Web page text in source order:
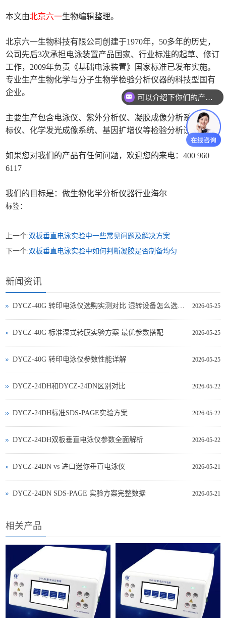
本文由北京六一生物编辑整理。
北京六一生物科技有限公司创建于1970年，50多年的历史，
公司先后3次承担电泳装置产品国家、行业标准的起草、修订
工作，2009年负责《基础电泳装置》国家标准已发布实施。
专业生产生物化学与分子生物学检验分析仪器的科技型国有
企业。
主要生产包含电泳仪、紫外分析仪、凝胶成像分析系统、酶
标仪、化学发光成像系统、基因扩增仪等检验分析设备。
如果您对我们的产品有任何问题，欢迎您的来电：400 960
6117
我们的目标是：做生物化学分析仪器行业海尔
标签：
上一个:双板垂直电泳实验中一些常见问题及解决方案
下一个:双板垂直电泳实验中如何判断凝胶是否制备均匀
新闻资讯
2026-05-25
DYCZ-40G 转印电泳仪选购实测对比 湿转设备怎么选不踩坑
2026-05-25
DYCZ-40G 标准湿式转膜实验方案 最优参数搭配
2026-05-25
DYCZ-40G 转印电泳仪参数性能详解
2026-05-22
DYCZ-24DH和DYCZ-24DN区别对比
2026-05-22
DYCZ-24DH标准SDS-PAGE实验方案
2026-05-22
DYCZ-24DH双板垂直电泳仪参数全面解析
2026-05-21
DYCZ‑24DN vs 进口迷你垂直电泳仪
2026-05-21
DYCZ‑24DN SDS‑PAGE 实验方案完整数据
相关产品